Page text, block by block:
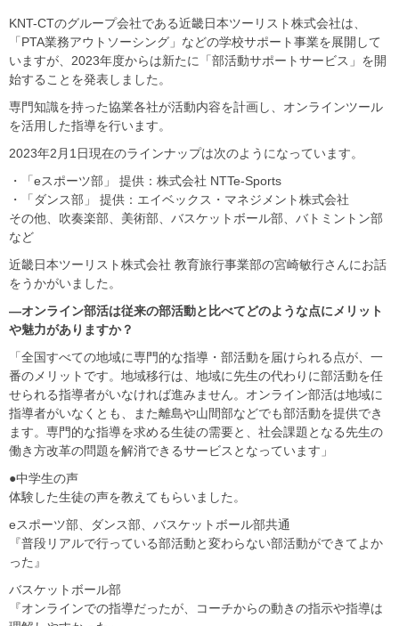
KNT-CTのグループ会社である近畿日本ツーリスト株式会社は、
「PTA業務アウトソーシング」などの学校サポート事業を展開して
いますが、2023年度からは新たに「部活動サポートサービス」を開
始することを発表しました。
専門知識を持った協業各社が活動内容を計画し、オンラインツール
を活用した指導を行います。
2023年2月1日現在のラインナップは次のようになっています。
・「eスポーツ部」 提供：株式会社 NTTe-Sports
・「ダンス部」 提供：エイベックス・マネジメント株式会社
その他、吹奏楽部、美術部、バスケットボール部、バトミントン部
など
近畿日本ツーリスト株式会社 教育旅行事業部の宮崎敏行さんにお話
をうかがいました。
―オンライン部活は従来の部活動と比べてどのような点にメリット
や魅力がありますか？
「全国すべての地域に専門的な指導・部活動を届けられる点が、一
番のメリットです。地域移行は、地域に先生の代わりに部活動を任
せられる指導者がいなければ進みません。オンライン部活は地域に
指導者がいなくとも、また離島や山間部などでも部活動を提供でき
ます。専門的な指導を求める生徒の需要と、社会課題となる先生の
働き方改革の問題を解消できるサービスとなっています」
●中学生の声
体験した生徒の声を教えてもらいました。
eスポーツ部、ダンス部、バスケットボール部共通
『普段リアルで行っている部活動と変わらない部活動ができてよか
った』
バスケットボール部
『オンラインでの指導だったが、コーチからの動きの指示や指導は